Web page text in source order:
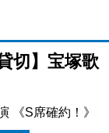
切】宝塚歌
《S席確約！》